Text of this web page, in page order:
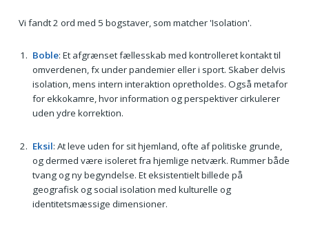
Vi fandt 2 ord med 5 bogstaver, som matcher 'Isolation'.
Boble: Et afgrænset fællesskab med kontrolleret kontakt til
omverdenen, fx under pandemier eller i sport. Skaber delvis
isolation, mens intern interaktion opretholdes. Også metafor
for ekkokamre, hvor information og perspektiver cirkulerer
uden ydre korrektion.
Eksil: At leve uden for sit hjemland, ofte af politiske grunde,
og dermed være isoleret fra hjemlige netværk. Rummer både
tvang og ny begyndelse. Et eksistentielt billede på
geografisk og social isolation med kulturelle og
identitetsmæssige dimensioner.